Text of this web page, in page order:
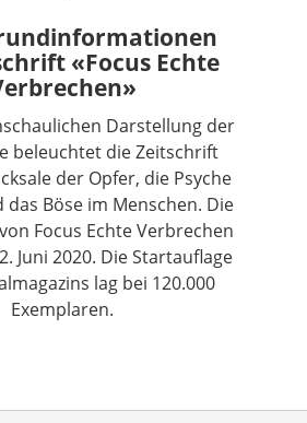
«Focus Echte
Darstellung der
beleuchtet die Zeitschrift
der Opfer, die Psyche
Böse im Menschen. Die
Focus Echte Verbrechen
Juni 2020. Die Startauflage
lag bei 120.000
Exemplaren.